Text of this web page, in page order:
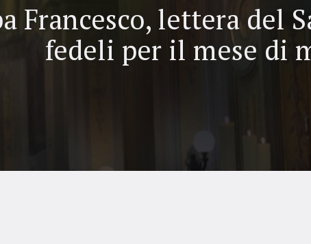
Francesco, lettera del
fedeli per il mese di